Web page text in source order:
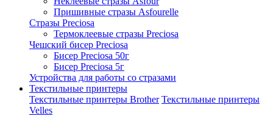
Пришивные стразы Asfourelle
Стразы Preciosa
Термоклеевые стразы Preciosa
Чешский бисер Preciosa
Бисер Preciosa 50г
Бисер Preciosa 5г
Устройства для работы со стразами
Текстильные принтеры
Текстильные принтеры Brother Текстильные принтеры
Velles